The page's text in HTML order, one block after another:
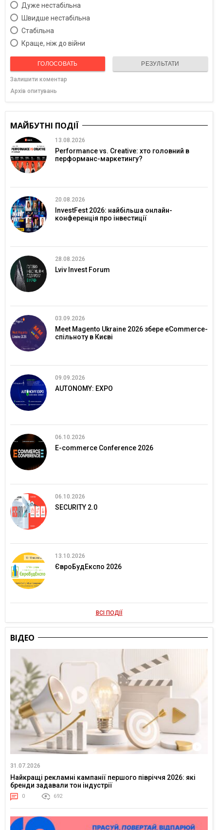
Дуже нестабільна
Швидше нестабільна
Cтабільна
Краще, ніж до війни
ГОЛОСОВАТЬ РЕЗУЛЬТАТИ
Залишити коментар
Архів опитувань
МАЙБУТНІ ПОДІЇ
13.08.2026
Performance vs. Creative: хто головний в
перформанс-маркетингу?
20.08.2026
InvestFest 2026: найбільша онлайн-
конференція про інвестиції
28.08.2026
Lviv Invest Forum
03.09.2026
Meet Magento Ukraine 2026 збере eCommerce-
спільноту в Києві
09.09.2026
AUTONOMY: EXPO
06.10.2026
E-commerce Conference 2026
06.10.2026
SECURITY 2.0
13.10.2026
ЄвроБудЕкспо 2026
ВСІ ПОДІЇ
ВІДЕО
31.07.2026
Найкращі рекламні кампанії першого півріччя 2026: які
бренди задавали тон індустрії
0 692